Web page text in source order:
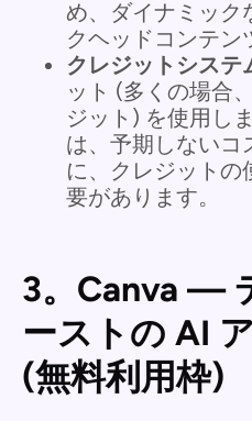
め、ダイナミック
クヘッドコンテン
クレジットシステ
ット (多くの場合
ジット) を使用し
は、予期しないコ
に、クレジットの
要があります。
3。Canva —
ーストの AI
(無料利用枠)